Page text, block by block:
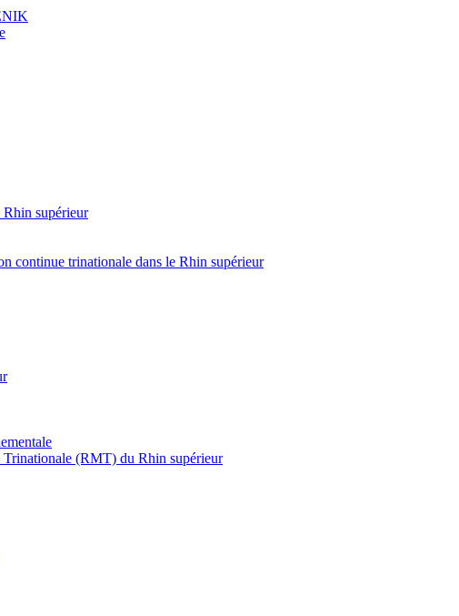
Rhin supérieur
continue trinationale dans le Rhin supérieur
(RMT) du Rhin supérieur